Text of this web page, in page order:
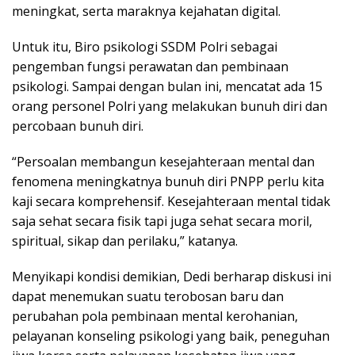
meningkat, serta maraknya kejahatan digital.
Untuk itu, Biro psikologi SSDM Polri sebagai
pengemban fungsi perawatan dan pembinaan
psikologi. Sampai dengan bulan ini, mencatat ada 15
orang personel Polri yang melakukan bunuh diri dan
percobaan bunuh diri.
“Persoalan membangun kesejahteraan mental dan
fenomena meningkatnya bunuh diri PNPP perlu kita
kaji secara komprehensif. Kesejahteraan mental tidak
saja sehat secara fisik tapi juga sehat secara moril,
spiritual, sikap dan perilaku,” katanya.
Menyikapi kondisi demikian, Dedi berharap diskusi ini
dapat menemukan suatu terobosan baru dan
perubahan pola pembinaan mental kerohanian,
pelayanan konseling psikologi yang baik, peneguhan